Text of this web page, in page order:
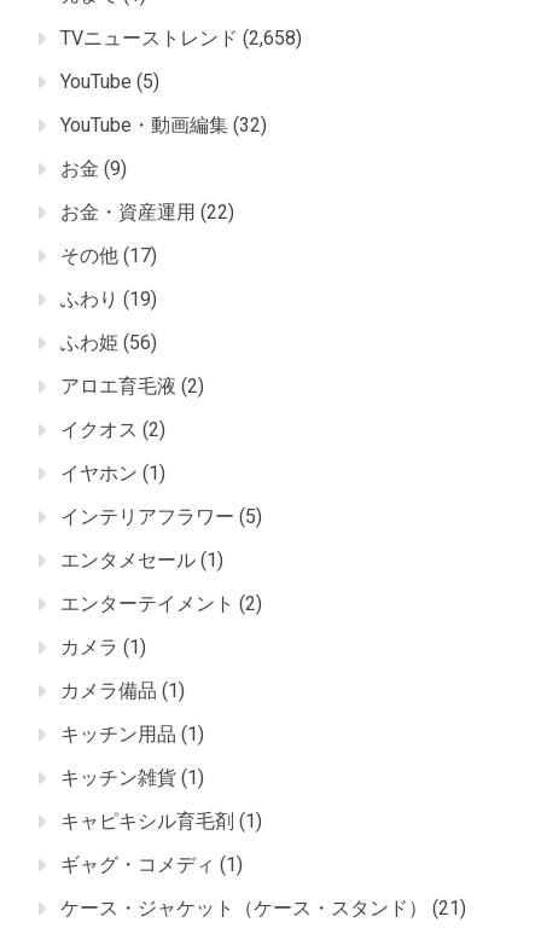
TVニューストレンド (2,658)
YouTube (5)
YouTube・動画編集 (32)
お金 (9)
お金・資産運用 (22)
その他 (17)
ふわり (19)
ふわ姫 (56)
アロエ育毛液 (2)
イクオス (2)
イヤホン (1)
インテリアフラワー (5)
エンタメセール (1)
エンターテイメント (2)
カメラ (1)
カメラ備品 (1)
キッチン用品 (1)
キッチン雑貨 (1)
キャピキシル育毛剤 (1)
ギャグ・コメディ (1)
ケース・ジャケット（ケース・スタンド）
(21)